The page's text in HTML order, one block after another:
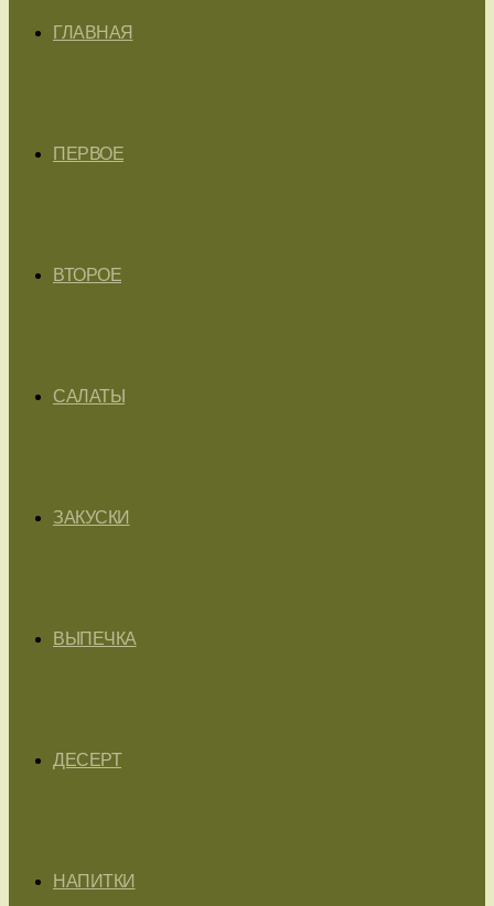
ГЛАВНАЯ
ПЕРВОЕ
ВТОРОЕ
САЛАТЫ
ЗАКУСКИ
ВЫПЕЧКА
ДЕСЕРТ
НАПИТКИ